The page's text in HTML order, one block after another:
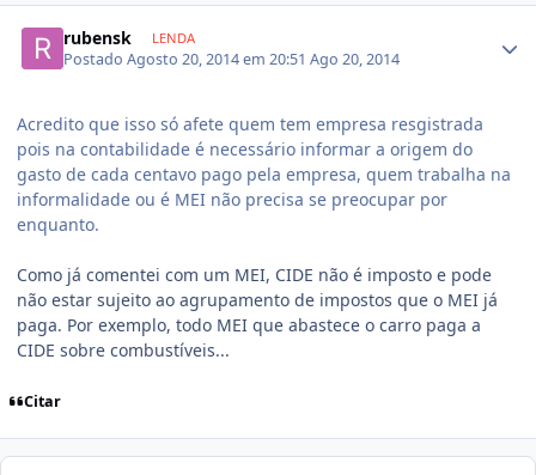
rubensk LENDA
PostadoAgosto 20, 2014 em 20:51Ago 20, 2014
Acredito que isso só afete quem tem empresa resgistrada
pois na contabilidade é necessário informar a origem do
gasto de cada centavo pago pela empresa, quem trabalha na
informalidade ou é MEI não precisa se preocupar por
enquanto.
Como já comentei com um MEI, CIDE não é imposto e pode
não estar sujeito ao agrupamento de impostos que o MEI já
paga. Por exemplo, todo MEI que abastece o carro paga a
CIDE sobre combustíveis...
Citar